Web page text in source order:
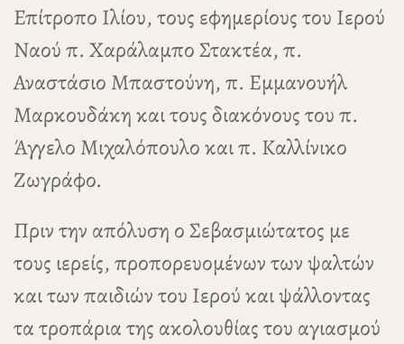
Επίτροπο Ιλίου, τους εφημερίους του Ιερού
Ναού π. Χαράλαμπο Στακτέα, π.
Αναστάσιο Μπαστούνη, π. Εμμανουήλ
Μαρκουδάκη και τους διακόνους του π.
Άγγελο Μιχαλόπουλο και π. Καλλίνικο
Ζωγράφο.
Πριν την απόλυση ο Σεβασμιώτατος με
τους ιερείς, προπορευομένων των ψαλτών
και των παιδιών του Ιερού και ψάλλοντας
τα τροπάρια της ακολουθίας του αγιασμού